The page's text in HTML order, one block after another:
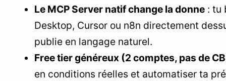
Cas d’usage concrets pour le solopreneur
1. L’entonnoir de contenu automatisé
2. Le lancement de produit synchronisé
3. Le chatbot commercial cross-platform
Le MCP Server natif change la donne : tu
Desktop, Cursor ou n8n directement
publie en langage naturel.
Free tier généreux (2 comptes, pas de
en conditions réelles et automatiser ta